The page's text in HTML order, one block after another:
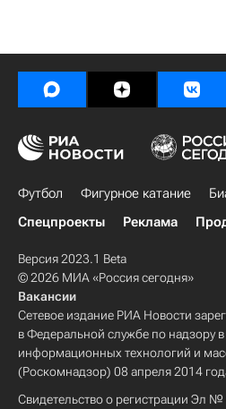
Футбол Фигурное катание
Спецпроекты
Реклама
Версия 2023.1 Beta
© 2026 МИА «Россия сегодня»
Вакансии
Сетевое издание РИА Новости
в Федеральной службе по надзору
информационных технологий и
(Роскомнадзор) 08 апреля 2014
Свидетельство о регистрации Эл